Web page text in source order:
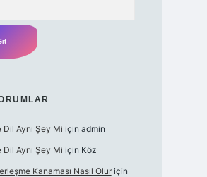
Dil Aynı Şey Mi için admin
Dil Aynı Şey Mi için Köz
Kanaması Nasıl Oluriçin